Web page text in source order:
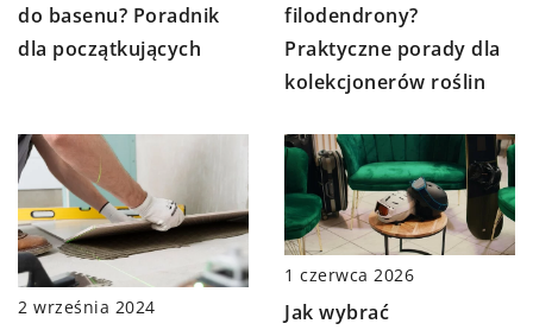
do basenu? Poradnik
dla początkujących
filodendrony?
Praktyczne porady dla
kolekcjonerów roślin
2 września 2024
1 czerwca 2026
Jak wybrać